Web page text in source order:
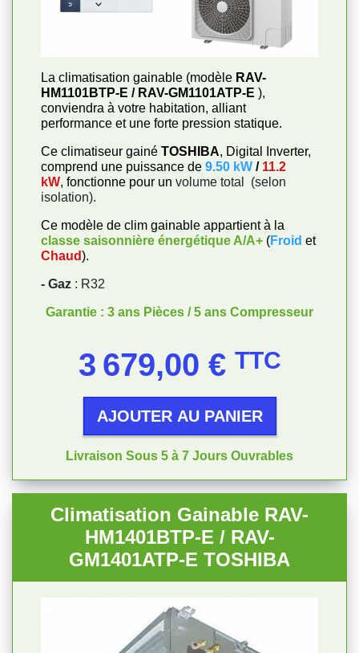
La climatisation gainable (modèle RAV-
HM1101BTP-E / RAV-GM1101ATP-E ),
conviendra à votre habitation, alliant
performance et une forte pression statique.
Ce climatiseur gainé TOSHIBA, Digital Inverter,
comprend une puissance de 9.50 kW / 11.2
kW, fonctionne pour un volume total
(selon
isolation).
Ce modèle de clim gainable appartient à la
classe saisonnière énergétique A/A+ (Froid et
Chaud).
- Gaz : R32
Garantie : 3 ans Pièces / 5 ans Compresseur
3 679,00 € TTC
AJOUTER AU PANIER
Livraison Sous 5 à 7 Jours Ouvrables
Climatisation Gainable RAV-
HM1401BTP-E / RAV-
GM1401ATP-E TOSHIBA